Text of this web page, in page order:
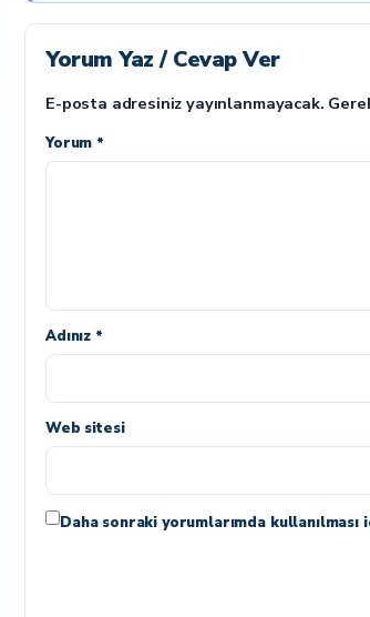
Yorum Yaz / Cevap Ver
E-posta adresiniz yayınlanmayacak.
Yorum *
Adınız *
Web sitesi
Daha sonraki yorumlarımda